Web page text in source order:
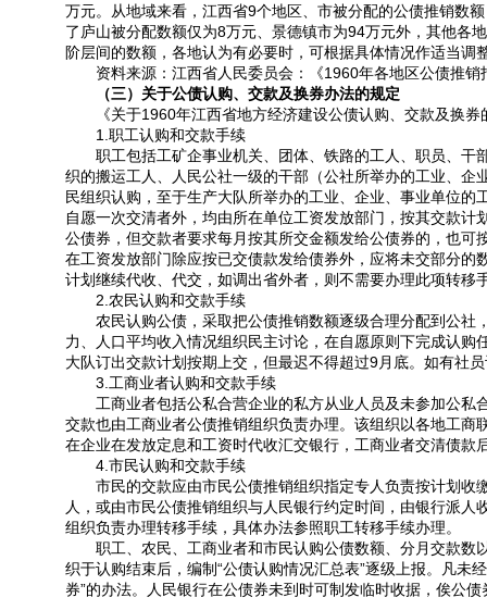
万元。从地域来看，江西省9个地区、市被分配的公债推销数
了庐山被分配数额仅为8万元、景德镇市为94万元外，其他各
阶层间的数额，各地认为有必要时，可根据具体情况作适当调
资料来源：江西省人民委员会：《1960年各地区公债推销
（三）关于公债认购、交款及换券办法的规定
《关于1960年江西省地方经济建设公债认购、交款及换券
1.职工认购和交款手续
职工包括工矿企事业机关、团体、铁路的工人、职员、干
织的搬运工人、人民公社一级的干部（公社所举办的工业、
民组织认购，至于生产大队所举办的工业、企业、事业单位
自愿一次交清者外，均由所在单位工资发放部门，按其交款
公债券，但交款者要求每月按其所交金额发给公债券的，也
在工资发放部门除应按已交债款发给债券外，应将未交部分
计划继续代收、代交，如调出省外者，则不需要办理此项转移
2.农民认购和交款手续
农民认购公债，采取把公债推销数额逐级合理分配到公社
力、人口平均收入情况组织民主讨论，在自愿原则下完成认
大队订出交款计划按期上交，但最迟不得超过9月底。如有社
3.工商业者认购和交款手续
工商业者包括公私合营企业的私方从业人员及未参加公私
交款也由工商业者公债推销组织负责办理。该组织以各地工
在企业在发放定息和工资时代收汇交银行，工商业者交清债
4.市民认购和交款手续
市民的交款应由市民公债推销组织指定专人负责按计划收
人，或由市民公债推销组织与人民银行约定时间，由银行派
组织负责办理转移手续，具体办法参照职工转移手续办理。
职工、农民、工商业者和市民认购公债数额、分月交款数以
织于认购结束后，编制“公债认购情况汇总表”逐级上报。凡未
券”的办法。人民银行在公债券未到时可制发临时收据，俟公